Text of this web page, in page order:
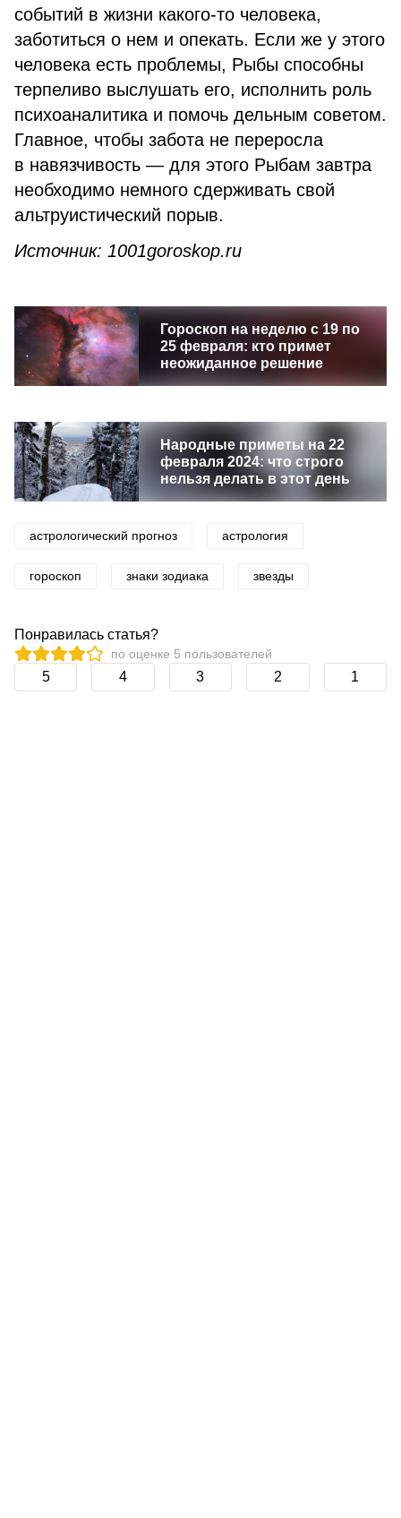
событий в жизни какого-то человека,
заботиться о нем и опекать. Если же у этого
человека есть проблемы, Рыбы способны
терпеливо выслушать его, исполнить роль
психоаналитика и помочь дельным советом.
Главное, чтобы забота не переросла
в навязчивость — для этого Рыбам завтра
необходимо немного сдерживать свой
альтруистический порыв.
Источник: 1001goroskop.ru
Гороскоп на неделю с 19 по
25 февраля: кто примет
неожиданное решение
Народные приметы на 22
февраля 2024: что строго
нельзя делать в этот день
астрологический прогноз астрология
гороскоп знаки зодиака звезды
Понравилась статья?
по оценке 5 пользователей
5 4 3 2 1